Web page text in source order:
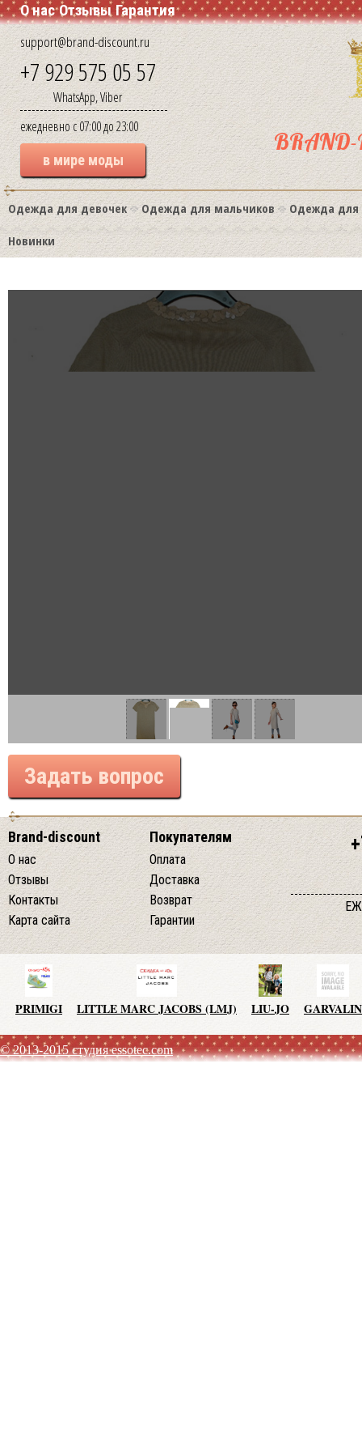
О нас Отзывы Гарантия
support@brand-discount.ru
+7 929 575 05 57
WhatsApp, Viber
ежедневно с 07:00 до 23:00
в мире моды
BRAND-
Одежда для девочек Одежда для мальчиков
Одежда для
Новинки
Задать вопрос
Brand-discount
О нас
Отзывы
Контакты
Карта сайта
Покупателям
Оплата
Доставка
Возврат
Гарантии
PRIMIGI LITTLE MARC JACOBS (LMJ) LIU-JO GARVALIN
© 2013-2015 студия essotec.com